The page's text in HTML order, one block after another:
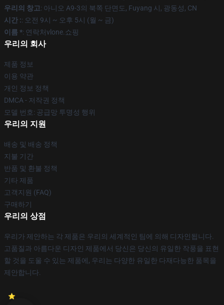
우리의 창고: 아니오 A9-3의 북쪽 단면도, Fuyang 시, 광동성, CN
시간 :: 오전 9시 ~ 오후 5시 (월 ~ 금)
이름 *: 연락처vlone.쇼핑
우리의 회사
제품 정보
이용 약관
개인 정보 정책
DMCA - 저작권 정책
모델 번호: 공급망 투명성 행위
우리의 지원
배송 및 배송 정책
지불 기간
반품 및 환불 정책
기타 제품
고객지원 (FAQ)
구매하기
우리의 상점
우리가 제안하는 각 제품은 우리의 세계적인 팀에 의해 디자인됩니다.
고품질과 아름다운 디자인 제품에서 당신은 당신의 유일한 작풍을 표현
할 것을 도울 수 있는 제품에, 우리는 다양한 유일한 다재다능한 품목을
제안합니다.